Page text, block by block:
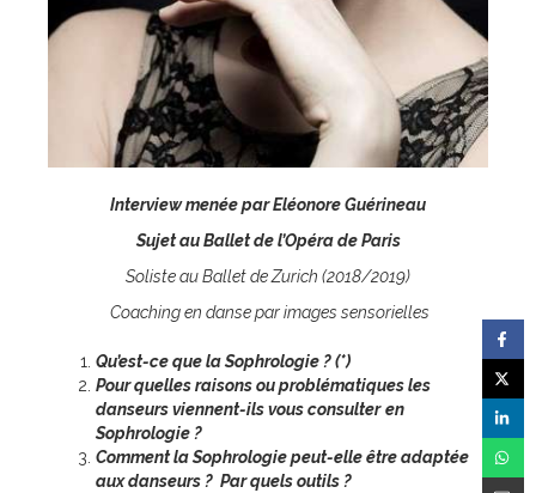
Interview menée par Eléonore Guérineau
Sujet au Ballet de l’Opéra de Paris
Soliste au Ballet de Zurich (2018/2019)
Coaching en danse par images sensorielles
Qu’est-ce que la Sophrologie ? (*)
Pour quelles raisons ou problématiques les
danseurs viennent-ils vous consulter en
Sophrologie ?
Comment la Sophrologie peut-elle être adaptée
aux danseurs ? Par quels outils ?